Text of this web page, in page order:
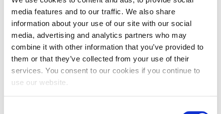
media features and to our traffic. We also share
information about your use of our site with our social
media, advertising and analytics partners who may
combine it with other information that you’ve provided to
them or that they’ve collected from your use of their
services. You consent to our cookies if you continue to
use our website.
Informações
Data e hora
24/08/2020
20:00 - 21:30 UTC -3:00